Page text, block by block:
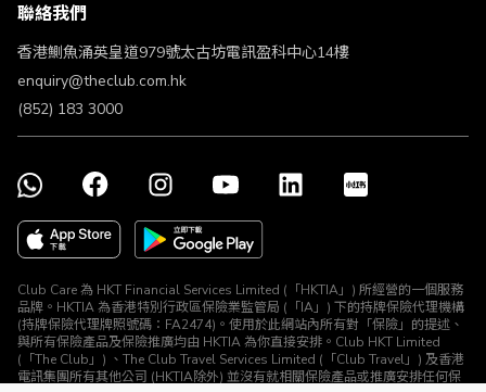
不歧視及不騷擾聲明
認可牌照及通告
聯絡我們
香港鰂魚涌英皇道979號太古坊電訊盈科中心14樓
enquiry@theclub.com.hk
(852) 183 3000
Club Care 為 HKT Financial Services Limited (「HKTIA」) 所經營的一個服務
品牌。HKTIA 為香港特別行政區保險業監管局 (「IA」) 下的持牌保險代理機構
(持牌保險代理牌照號碼：FA2474)。使用於此網站內所有對「保險」的提述、
與所有保險產品及保險推廣均由 HKTIA 為你直接安排。Club HKT Limited
(「The Club」) 、The Club Travel Services Limited (「Club Travel」) 及香港
電訊集團所有其他公司 (HKTIA除外) 並沒有就相關保險產品或推廣安排任何保